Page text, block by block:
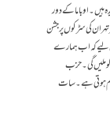
ہیں۔ اوباما کے دور
تہران کی سڑکوں پر جشن
لیے کہ اب ہمارے
ملیں گی۔ حزب
ہوتی ہے۔ سات